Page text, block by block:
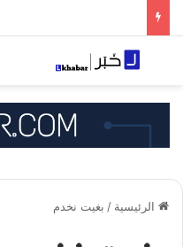
الرئيسية / بغيت نخدم